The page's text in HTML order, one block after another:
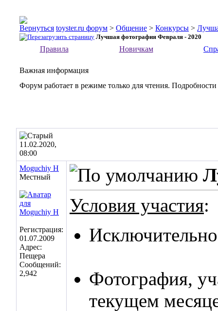
toyster.ru форум > Общение > Конкурсы >
Лучшая фотография Февраля - 2020
Правила Новичкам
Важная информация
Форум работает в режиме только для чтения.
11.02.2020,
08:00
Moguchiy H
Местный
Регистрация:
01.07.2009
Адрес:
Пещера
Сообщений:
2,942
Условия участия:
Фотография,
текущем